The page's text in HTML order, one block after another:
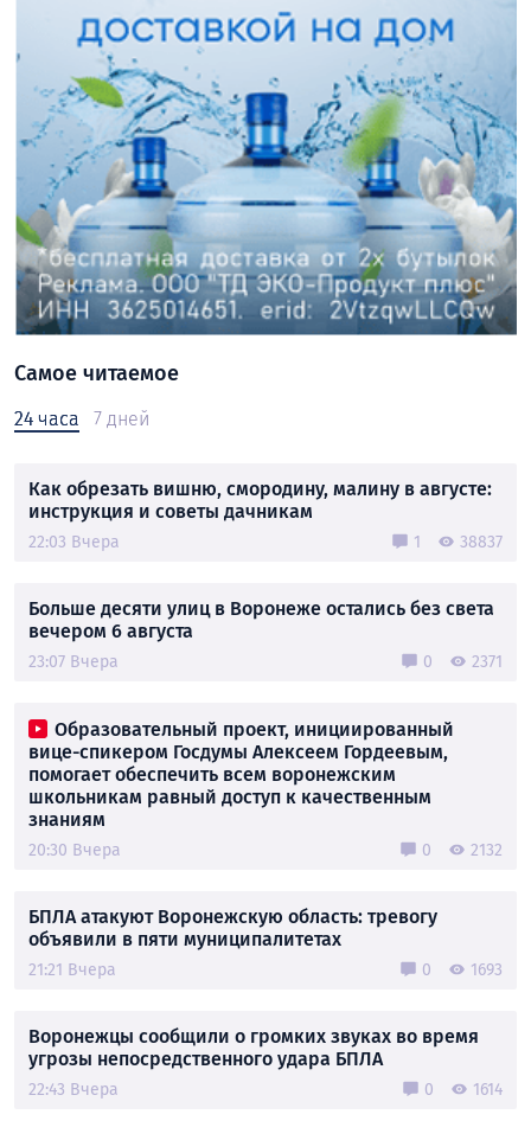
Самое читаемое
24 часа 7 дней
Как обрезать вишню, смородину, малину в августе:
инструкция и советы дачникам
22:03 Вчера 1 38837
Больше десяти улиц в Воронеже остались без света
вечером 6 августа
23:07 Вчера 0 2371
Образовательный проект, инициированный
вице-спикером Госдумы Алексеем Гордеевым,
помогает обеспечить всем воронежским
школьникам равный доступ к качественным
знаниям
20:30 Вчера 0 2132
БПЛА атакуют Воронежскую область: тревогу
объявили в пяти муниципалитетах
21:21 Вчера 0 1693
Воронежцы сообщили о громких звуках во время
угрозы непосредственного удара БПЛА
22:43 Вчера 0 1614